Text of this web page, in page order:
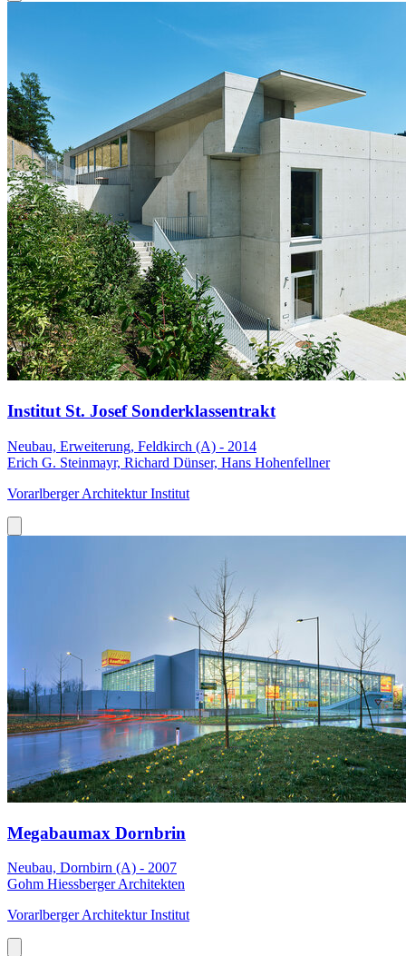
Institut St. Josef Sonderklassentrakt
Neubau, Erweiterung, Feldkirch (A) - 2014
Erich G. Steinmayr, Richard Dünser, Hans Hohenfellner
Vorarlberger Architektur Institut
Megabaumax Dornbrin
Neubau, Dornbirn (A) - 2007
Gohm Hiessberger Architekten
Vorarlberger Architektur Institut